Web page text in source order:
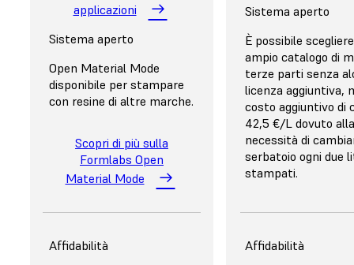
Post-elaborazione
applicazioni
Sistema aperto
Open Material Mode
disponibile per stampare
con resine di altre marche.
Scopri di più sulla
Formlabs Open
Material Mode
Affidabilità
Post-elaborazione
Sistema aperto
È possibile
ampio catalogo di
terze parti senza
licenza aggiuntiva,
costo aggiuntivo di
42,5 €/L dovuto alla
necessità di
serbatoio ogni due
stampati.
Affidabilità